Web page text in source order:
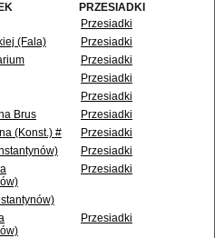
PRZESIADKI
Przesiadki
(Fala)
Przesiadki
Przesiadki
Przesiadki
Przesiadki
Brus
Przesiadki
(Konst.) #
Przesiadki
Przesiadki
Przesiadki
Przesiadki